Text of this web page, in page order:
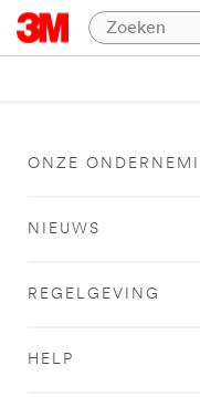
ONZE
NIEUWS
REGELGEVING
HELP